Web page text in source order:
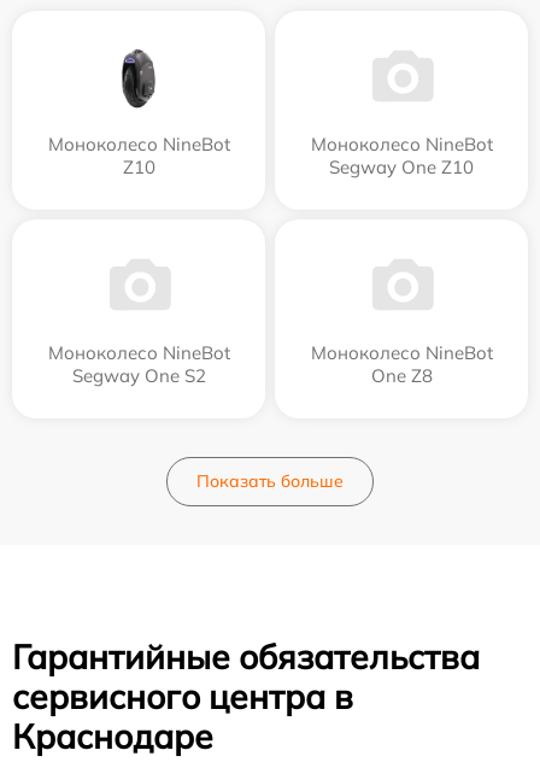
Моноколесо NineBot
Z10
Моноколесо NineBot
Segway One Z10
Моноколесо NineBot
Segway One S2
Моноколесо NineBot
One Z8
Показать больше
Гарантийные обязательства
сервисного центра в
Краснодаре